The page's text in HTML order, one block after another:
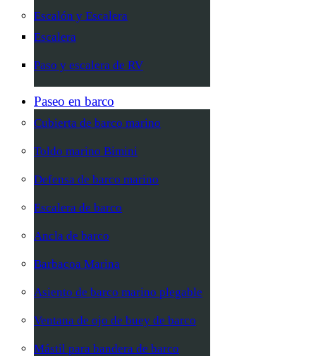
Escalón y Escalera
Escalera
Paso y escalera de RV
Paseo en barco
Cubierta de barco marino
Toldo marino Bimini
Defensa de barco marino
Escalera de barco
Ancla de barco
Barbacoa Marina
Asiento de barco marino plegable
Ventana de ojo de buey de barco
Mástil para bandera de barco